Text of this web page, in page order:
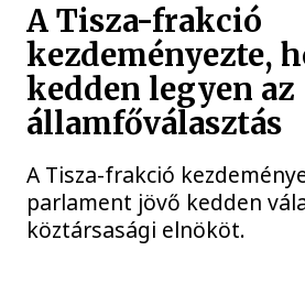
A Tisza-frakció
kezdeményezte,
kedden legyen az
államfőválasztás
A Tisza-frakció
parlament jövő kedden
köztársasági elnököt.